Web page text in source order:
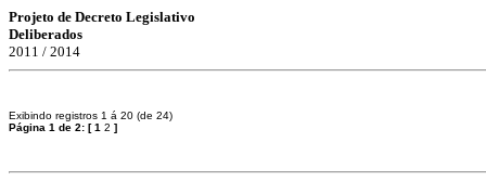
Projeto de Decreto Legislativo
Deliberados
2011 / 2014
Exibindo registros 1 á 20 (de 24)
Página 1 de 2: [1 2 ]